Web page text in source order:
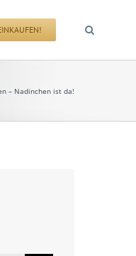
– Nadinchen ist da!